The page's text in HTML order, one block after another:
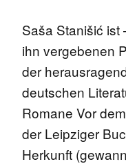
Saša Stanišić ist
ihn vergebenen
der
deutschen
Romane Vor
der Leipziger
Herkunft